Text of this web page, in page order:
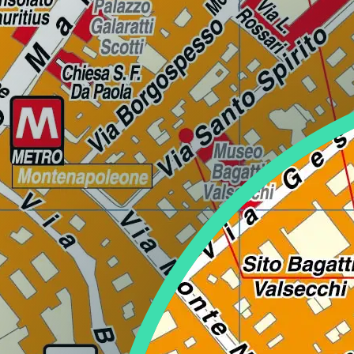
Lazio
Regione
Liguria
Regione
Lombardia
Regione
Marche
Regione
Molise
Regione
Piemonte
Regione
Puglia
Regione
Sardegna